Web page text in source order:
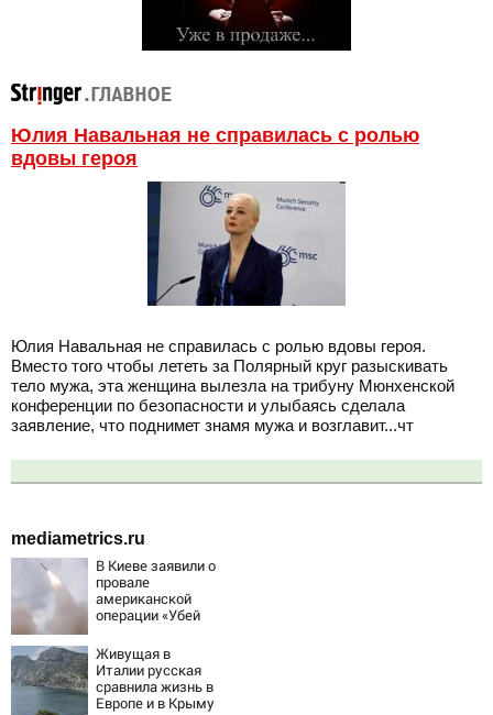
Юлия Навальная не справилась с ролью
вдовы героя
Юлия Навальная не справилась с ролью вдовы героя.
Вместо того чтобы лететь за Полярный круг разыскивать
тело мужа, эта женщина вылезла на трибуну Мюнхенской
конференции по безопасности и улыбаясь сделала
заявление, что поднимет знамя мужа и возглавит...чт
mediametrics.ru
В Киеве заявили о
провале
американской
операции «Убей
России
Живущая в
Италии русская
сравнила жизнь в
Европе и в Крыму